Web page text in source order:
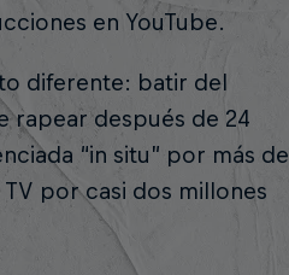
en YouTube.
diferente: batir del
rapear después de 24
“in situ” por más de
por casi dos millones